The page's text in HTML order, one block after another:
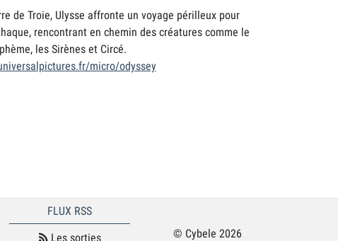
de Troie, Ulysse affronte un voyage périlleux pour
rencontrant en chemin des créatures comme le
les Sirènes et Circé.
micro/odyssey
FLUX RSS
Les sorties
© Cybele 2026